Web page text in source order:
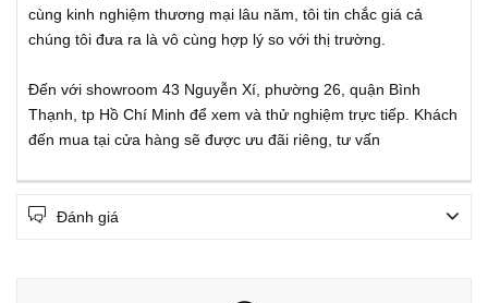
cùng kinh nghiệm thương mại lâu năm, tôi tin chắc giá cả
chúng tôi đưa ra là vô cùng hợp lý so với thị trường.
Đến với showroom 43 Nguyễn Xí, phường 26, quận Bình
Thạnh, tp Hồ Chí Minh để xem và thử nghiệm trực tiếp. Khách
đến mua tại cửa hàng sẽ được ưu đãi riêng, tư vấn
Đánh giá